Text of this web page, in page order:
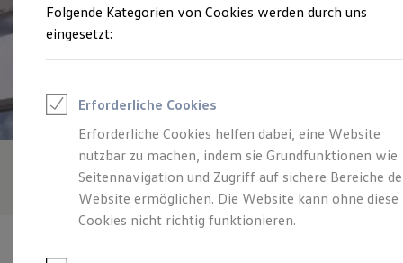
Junge Gebrauchtwagen und Gebrauchtwagen
Volkswagen Zertifizierte Gebrauchtwagen
Zubehör- und Serviceangebote
Leasing
Leasing-Angebote
Gebrauchtwagen Leasing
Junge Gebrauchtwagen-Leasing
Elektroauto Leasing
Kleinwagen-Leasing
Leasing ohne Anzahlung
Finanzierung
Folgende Kategorien von Cookies werden durch uns
eingesetzt:
Erforderliche Cookies
Erforderliche Cookies helfen dabei, eine Website
nutzbar zu machen, indem sie Grundfunktionen wie
Seitennavigation und Zugriff auf sichere Bereiche
Website ermöglichen. Die Website kann ohne diese
Cookies nicht richtig funktionieren.